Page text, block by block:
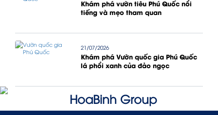
Khám phá vườn tiêu Phú Quốc nổi
tiếng và mẹo tham quan
21/07/2026
Khám phá Vườn quốc gia Phú Quốc
lá phổi xanh của đảo ngọc